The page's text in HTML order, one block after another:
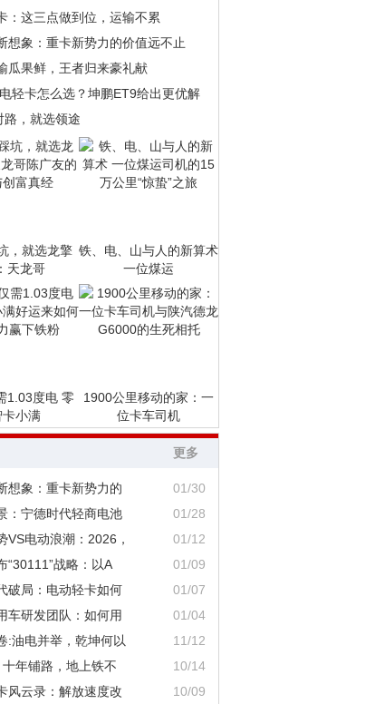
：这三点做到位，运输不累
想象：重卡新势力的价值远不止
瓜果鲜，王者归来豪礼献
轻卡怎么选？坤鹏ET9给出更优解
路，就选领途
，就选龙擎
天龙哥
铁、电、山与人的新算术
一位煤运
1.03度电 零
卡小满
1900公里移动的家：一
位卡车司机
更多
想象：重卡新势力的
01/30
：宁德时代轻商电池
01/28
VS电动浪潮：2026，
01/12
“30111”战略：以A
01/09
破局：电动轻卡如何
01/07
车研发团队：如何用
01/04
:油电并举，乾坤何以
11/12
年铺路，地上铁不
10/14
风云录：解放速度改
10/09